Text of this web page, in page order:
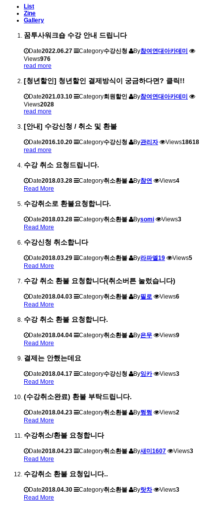
List
Zine
Gallery
꿈투사워크숍 수강 안내 드립니다
Date2022.06.27 Category수강신청 By참여연대아카데미
Views976
read more
[청년할인] 청년할인 결제방식이 궁금하다면? 클릭!!
Date2021.03.10 Category회원할인 By참여연대아카데미
Views2028
read more
[안내] 수강신청 / 취소 및 환불
Date2016.10.20 Category수강신청 By관리자 Views18618
read more
수강 취소 요청드립니다.
Date2018.03.28 Category취소환불 By참연 Views4
Read More
수강취소로 환불요청합니다.
Date2018.03.28 Category취소환불 Bysomi Views3
Read More
수강신청 취소합니다
Date2018.03.29 Category취소환불 By라파엘19 Views5
Read More
수강 취소 환불 요청합니다(취소버튼 눌렀습니다)
Date2018.04.03 Category취소환불 By필로 Views6
Read More
수강 취소 환불 요청합니다.
Date2018.04.04 Category취소환불 By은무 Views9
Read More
결제는 안했는데요
Date2018.04.17 Category수강신청 By잉카 Views3
Read More
(수강취소완료) 환불 부탁드립니다.
Date2018.04.23 Category취소환불 By쩡쩡 Views2
Read More
수강취소/환불 요청합니다
Date2018.04.23 Category취소환불 By새미1607 Views3
Read More
수강취소 환불 요청입니다..
Date2018.04.30 Category취소환불 By랏차 Views3
Read More